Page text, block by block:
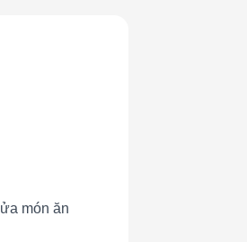
món ăn